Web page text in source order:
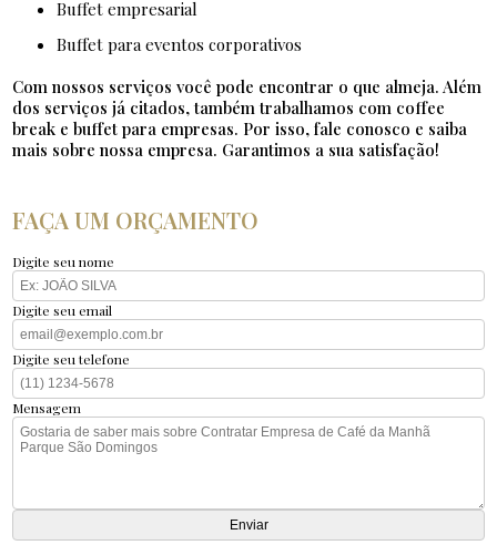
buffet empresarial
buffet para eventos corporativos
Com nossos serviços você pode encontrar o que almeja. Além
dos serviços já citados, também trabalhamos com coffee
break e buffet para empresas. Por isso, fale conosco e saiba
mais sobre nossa empresa. Garantimos a sua satisfação!
FAÇA UM ORÇAMENTO
Digite seu nome
Digite seu email
Digite seu telefone
Mensagem